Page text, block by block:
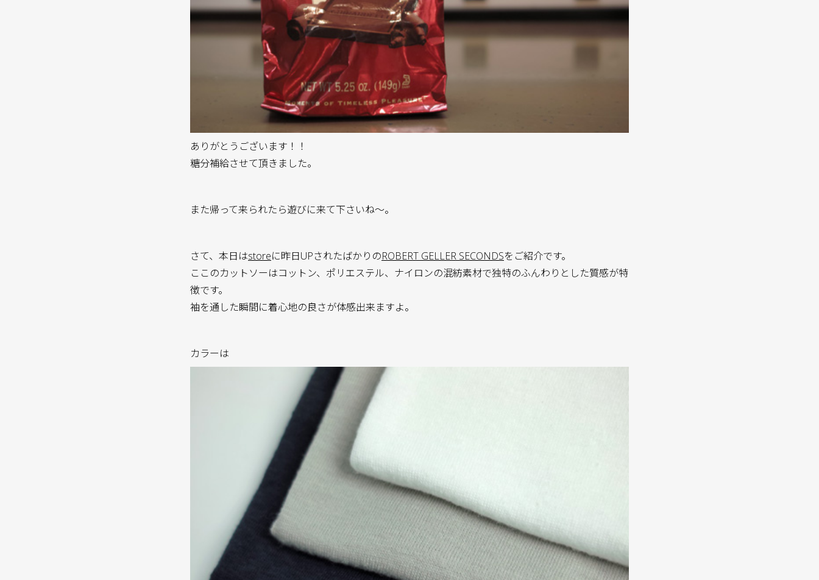
ありがとうございます！！
糖分補給させて頂きました。
また帰って来られたら遊びに来て下さいね〜。
さて、本日はstoreに昨日UPされたばかりのROBERT GELLER SECONDSをご紹介です。
ここのカットソーはコットン、ポリエステル、ナイロンの混紡素材で独特のふんわりとした質感が特
徴です。
袖を通した瞬間に着心地の良さが体感出来ますよ。
カラーは